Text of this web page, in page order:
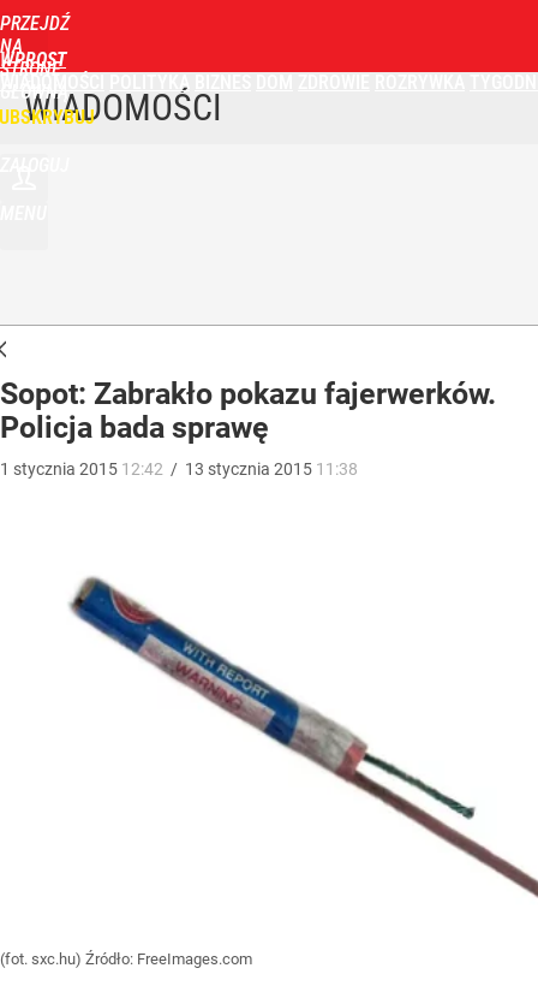
PRZEJDŹ
NA
STRONĘ
GŁÓWNĄ
WPROST
POLITYKA
WIADOMOŚCI
Sopot: Zabrakło pokazu fajerwerków.
Policja bada sprawę
1 stycznia 2015 12:42 / 13 stycznia 2015 11:38
(fot. sxc.hu) Źródło: FreeImages.com